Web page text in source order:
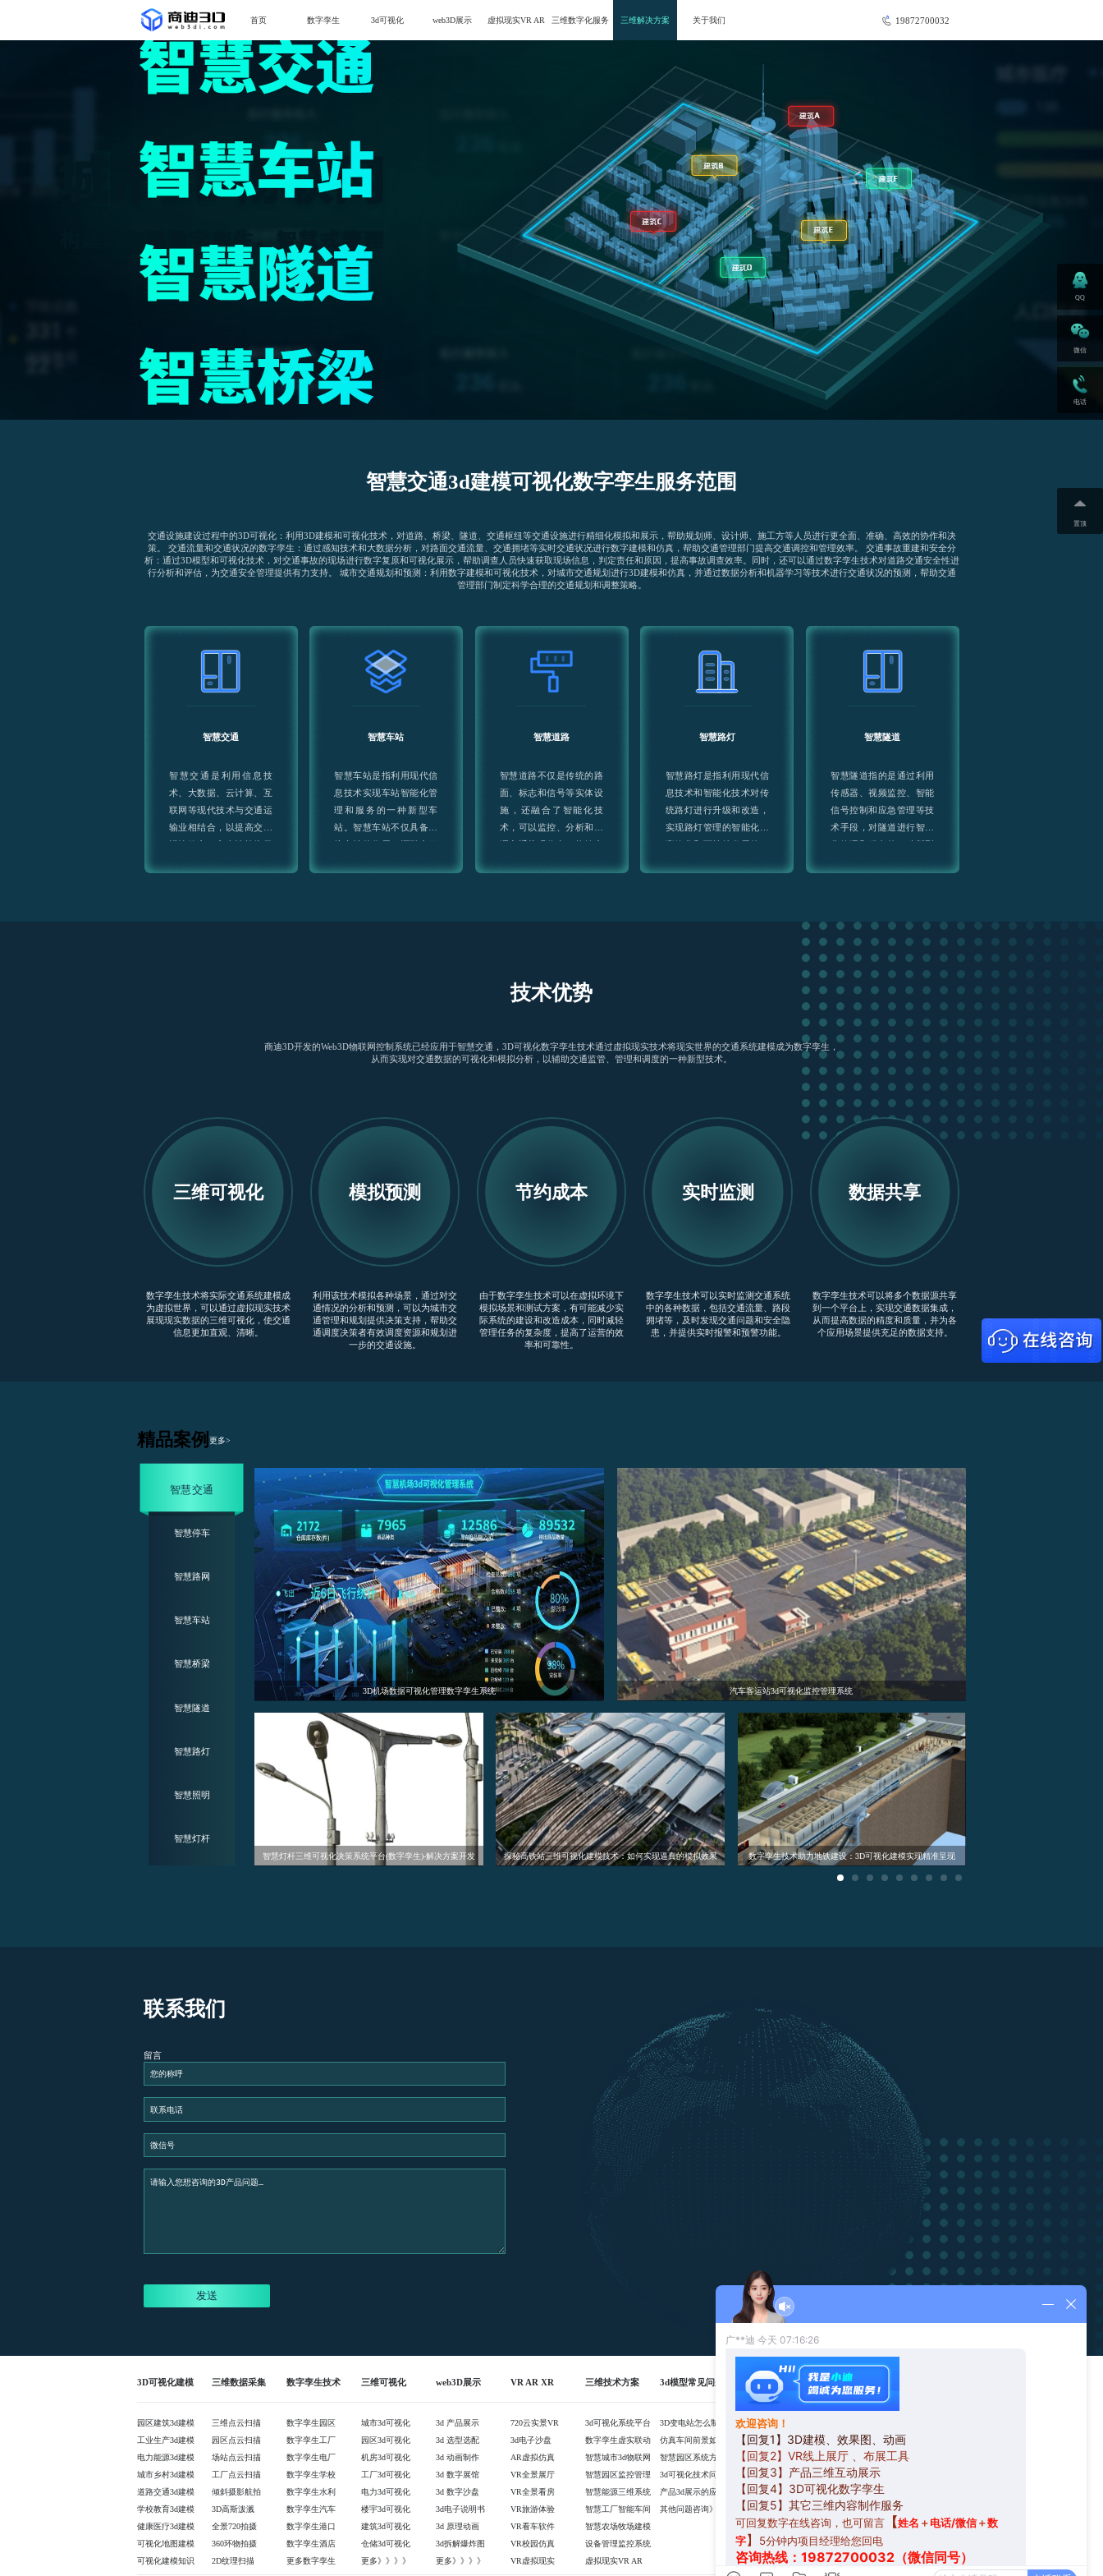
首页 数字孪生 3d可视化 web3D展示 虚拟现实VR AR 三维数字化服务 三维解决方案 关于我们 19872700032
智慧交通3d建模可视化数字孪生服务范围
交通设施建设过程中的3D可视化：利用3D建模和可视化技术，对道路、桥梁、隧道、交通枢纽等交通设施进行精细化模拟和展示，帮助规划师、设计师、施工方等人员进行更全面、准确、高效的协作和决
策。 交通流量和交通状况的数字孪生：通过感知技术和大数据分析，对路面交通流量、交通拥堵等实时交通状况进行数字建模和仿真，帮助交通管理部门提高交通调控和管理效率。 交通事故重建和安全分
析：通过3D模型和可视化技术，对交通事故的现场进行数字复原和可视化展示，帮助调查人员快速获取现场信息，判定责任和原因，提高事故调查效率。同时，还可以通过数字孪生技术对道路交通安全性进
行分析和评估，为交通安全管理提供有力支持。 城市交通规划和预测：利用数字建模和可视化技术，对城市交通规划进行3D建模和仿真，并通过数据分析和机器学习等技术进行交通状况的预测，帮助交通
管理部门制定科学合理的交通规划和调整策略。
智慧交通
智慧交通是利用信息技
术、大数据、云计算、互
联网等现代技术与交通运
输业相结合，以提高交通
运输效率、安全性等为目
智慧车站
智慧车站是指利用现代信
息技术实现车站智能化管
理和服务的一种新型车
站。智慧车站不仅具备传
统车站的作用，还融合了
智慧道路
智慧道路不仅是传统的路
面、标志和信号等实体设
施，还融合了智能化技
术，可以监控、分析和处
理交通状况信息，能够实
智慧路灯
智慧路灯是指利用现代信
息技术和智能化技术对传
统路灯进行升级和改造，
实现路灯管理的智能化、
高效化和可持续发展的一
智慧隧道
智慧隧道指的是通过利用
传感器、视频监控、智能
信号控制和应急管理等技
术手段，对隧道进行智能
化管理和服务的一种新型
技术优势
商迪3D开发的Web3D物联网控制系统已经应用于智慧交通，3D可视化数字孪生技术通过虚拟现实技术将现实世界的交通系统建模成为数字孪生，
从而实现对交通数据的可视化和模拟分析，以辅助交通监管、管理和调度的一种新型技术。
三维可视化
数字孪生技术将实际交通系统建模成
为虚拟世界，可以通过虚拟现实技术
展现现实数据的三维可视化，使交通
信息更加直观、清晰。
模拟预测
利用该技术模拟各种场景，通过对交
通情况的分析和预测，可以为城市交
通管理和规划提供决策支持，帮助交
通调度决策者有效调度资源和规划进
一步的交通设施。
节约成本
由于数字孪生技术可以在虚拟环境下
模拟场景和测试方案，有可能减少实
际系统的建设和改造成本，同时减轻
管理任务的复杂度，提高了运营的效
率和可靠性。
实时监测
数字孪生技术可以实时监测交通系统
中的各种数据，包括交通流量、路段
拥堵等，及时发现交通问题和安全隐
患，并提供实时报警和预警功能。
数据共享
数字孪生技术可以将多个数据源共享
到一个平台上，实现交通数据集成，
从而提高数据的精度和质量，并为各
个应用场景提供充足的数据支持。
精品案例更多>
智慧交通
智慧停车
智慧路网
智慧车站
智慧桥梁
智慧隧道
智慧路灯
智慧照明
智慧灯杆
数字孪生技术助力地铁建设：3D可视化建模实现精准呈现
智慧停车场三维扫描3d建模可视化数字孪生模型制作 停车场数字孪生3d建模可视化-三维实景孪生智慧场馆系统
智慧园区智慧停车3d可视化系统开发 智慧停车场3D可视化建模
联系我们
留言
发送
QQ
微信
电话
置顶
3D可视化建模
园区建筑3d建模
工业生产3d建模
电力能源3d建模
城市乡村3d建模
道路交通3d建模
学校教育3d建模
健康医疗3d建模
可视化地图建模
可视化建模知识
三维数据采集
三维点云扫描
园区点云扫描
场站点云扫描
工厂点云扫描
倾斜摄影航拍
3D高斯泼溅
全景720拍摄
360环物拍摄
2D纹理扫描
数字孪生技术
数字孪生园区
数字孪生工厂
数字孪生电厂
数字孪生学校
数字孪生水利
数字孪生汽车
数字孪生港口
数字孪生酒店
更多数字孪生
三维可视化
城市3d可视化
园区3d可视化
机房3d可视化
工厂3d可视化
电力3d可视化
楼宇3d可视化
建筑3d可视化
仓储3d可视化
更多》》》》
web3D展示
3d 产品展示
3d 选型选配
3d 动画制作
3d 数字展馆
3d 数字沙盘
3d电子说明书
3d 原理动画
3d拆解爆炸图
更多》》》》
VR AR XR
720云实景VR
3d电子沙盘
AR虚拟仿真
VR全景展厅
VR全景看房
VR旅游体验
VR看车软件
VR校园仿真
VR虚拟现实
三维技术方案
3d可视化系统平台
数字孪生虚实联动
智慧城市3d物联网
智慧园区监控管理
智慧能源三维系统
智慧工厂智能车间
智慧农场牧场建模
设备管理监控系统
虚拟现实VR AR
3d模型常见问题
3D变电站怎么制作
仿真车间前景如何
智慧园区系统方案
3d可视化技术问题
产品3d展示的应用
其他问题咨询》》
新闻资讯
官方公告
行业资讯
技术分享
精品案例
知识百科
联系我们
1054578403@qq.com
广东省广州市黄埔区广汕三路31号2楼